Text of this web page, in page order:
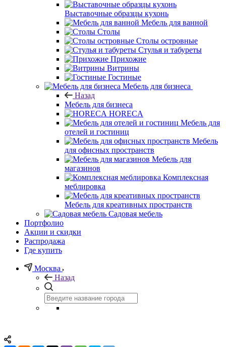
Выставочные образцы кухонь
Мебель для ванной
Столы
Столы островные
Стулья и табуреты
Прихожие
Витрины
Гостиные
Мебель для бизнеса
Назад
Мебель для бизнеса
HORECA
Мебель для
отелей и гостиниц
Мебель
для офисных пространств
Мебель для
магазинов
Комплексная
меблировка
Мебель для креативных пространств
Садовая мебель
Портфолио
Акции и скидки
Распродажа
Где купить
Москва
Назад